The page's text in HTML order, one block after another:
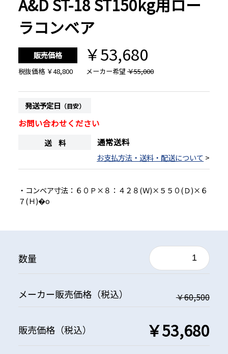
オプション
A&D ST-18 ST150kg用ロー
ラコンベア
販売価格 ￥53,680
税抜価格 ￥48,800 メーカー希望￥55,000
発送予定日 （目安）
お問い合わせください
送 料 通常送料
お支払方法・送料・配送について >
・コンベア寸法：６０Ｐ×８：４２８(Ｗ)×５５０(Ｄ)×６
７(Ｈ)�o
数量
メーカー販売価格（税込） ￥60,500
販売価格（税込） ￥53,680